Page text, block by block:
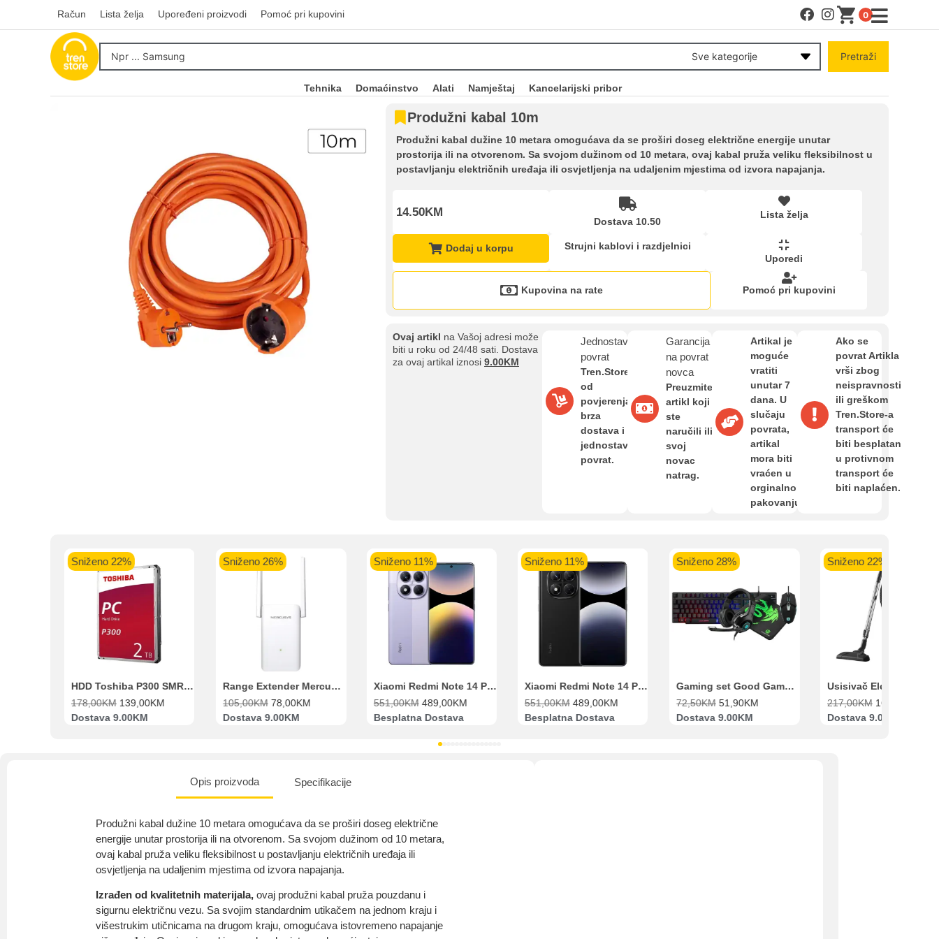
Račun Lista želja Upoređeni proizvodi Pomoć pri kupovini 0
Sve kategorije Pretraži
Tehnika Domaćinstvo Alati Namještaj Kancelarijski pribor
Produžni kabal 10m
Produžni kabal dužine 10 metara omogućava da se proširi doseg električne energije unutar
prostorija ili na otvorenom. Sa svojom dužinom od 10 metara, ovaj kabal pruža veliku fleksibilnost u
postavljanju električnih uređaja ili osvjetljenja na udaljenim mjestima od izvora napajanja.
14.50KM
Dostava 10.50
Lista želja
Dodaj u korpu
Strujni kablovi i razdjelnici
Uporedi
Kupovina na rate Pomoć pri kupovini
Ovaj artikl na Vašoj adresi može
biti u roku od 24/48 sati. Dostava
za ovaj artikal iznosi 9.00KM
Jednostavan
povrat
Tren.Store
od
povjerenja,
brza
dostava i
jednostavan
povrat.
Garancija
na povrat
novca
Preuzmite
artikl koji
ste
naručili ili
svoj
novac
natrag.
Artikal je
moguće
vratiti
unutar 7
dana. U
slučaju
povrata,
artikal
mora biti
vraćen u
orginalnom
pakovanju.
Ako se
povrat Artikla
vrši zbog
neispravnosti
ili greškom
Tren.Store-a
transport će
biti besplatan
u protivnom
transport će
biti naplaćen.
Sniženo 22%
HDD Toshiba P300 SMR 3.5″ 2TB SATA III
178,00KM 139,00KM
Dostava 9.00KM
Sniženo 26%
Range Extender Mercusys AX3000 ME80X Wi-Fi 6
105,00KM 78,00KM
Dostava 9.00KM
Sniženo 11%
Xiaomi Redmi Note 14 Pro 8GB 256GB Ljubičasti
551,00KM 489,00KM
Besplatna Dostava
Sniženo 11%
Xiaomi Redmi Note 14 Pro 8GB 256GB Crni
551,00KM 489,00KM
Besplatna Dostava
Sniženo 28%
Gaming set Good Game Tastatura, Miš, Slušalice i podloga za miš
72,50KM 51,90KM
Dostava 9.00KM
Sniženo 22%
217,00KM 169,00
Dostava 9.00KM
Opis proizvoda Specifikacije
Produžni kabal dužine 10 metara omogućava da se proširi doseg električne
energije unutar prostorija ili na otvorenom. Sa svojom dužinom od 10 metara,
ovaj kabal pruža veliku fleksibilnost u postavljanju električnih uređaja ili
osvjetljenja na udaljenim mjestima od izvora napajanja.
Izrađen od kvalitetnih materijala, ovaj produžni kabal pruža pouzdanu i
sigurnu električnu vezu. Sa svojim standardnim utikačem na jednom kraju i
višestrukim utičnicama na drugom kraju, omogućava istovremeno napajanje
Račun
Kupovina na rate
Lista želja
Informacije o dostavi
O nama
Privatnost kupca
Kupovina na rate
Sve je lakše kad se podijeli!
Kupovinu na rate možete obaviti ukoliko posjedujete jednu od slikovito prikazanih kartica ispod.
UniCredit banka
UniCredit banka VISA
Obročna do 24 rate
Sparkasse banka
MasterCard
Shop'n'Fun do 36 rata
Raiffeisen banka VISA
Magic Card do 36 rata